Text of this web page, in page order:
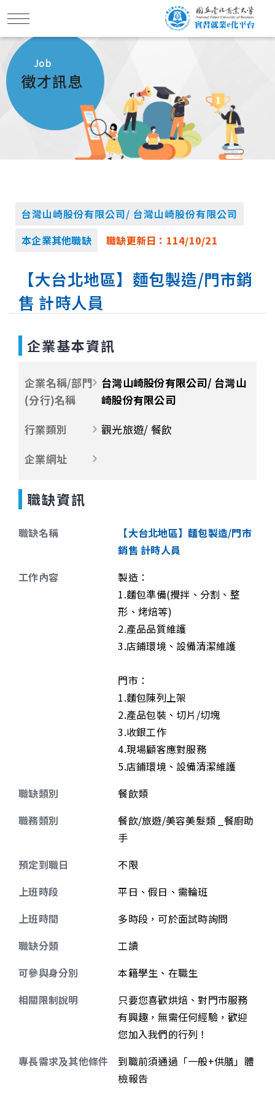
Job
徵才訊息
台灣山崎股份有限公司/ 台灣山崎股份有限公司
本企業其他職缺
職缺更新日： 114/10/21
【大台北地區】麵包製造/門市銷
售 計時人員
企業基本資訊
企業名稱/部門
(分行)名稱
台灣山崎股份有限公司/ 台灣山
崎股份有限公司
行業類別
觀光旅遊/ 餐飲
企業網址
職缺資訊
職缺名稱
【大台北地區】麵包製造/門市
銷售 計時人員
工作內容
製造：
1.麵包準備(攪拌、分割、整
形、烤焙等)
2.產品品質維護
3.店鋪環境、設備清潔維護
門市：
1.麵包陳列上架
2.產品包裝、切片/切塊
3.收銀工作
4.現場顧客應對服務
5.店鋪環境、設備清潔維護
職缺類別
餐飲類
職務類別
餐飲/旅遊/美容美髮類 _餐廚助
手
預定到職日
不限
上班時段
平日、假日、需輪班
上班時間
多時段，可於面試時詢問
職缺分類
工讀
可參與身分別
本籍學生、在職生
相關限制說明
只要您喜歡烘焙、對門市服務
有興趣，無需任何經驗，歡迎
您加入我們的行列！
專長需求及其他條件
到職前須通過「一般+供膳」體
檢報告